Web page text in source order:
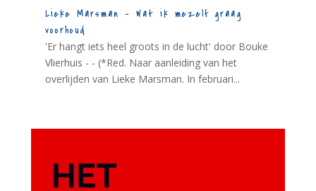
Lieke Marsman – Wat ik mezelf graag
voorhoud
'Er hangt iets heel groots in de lucht' door Bouke
Vlierhuis - - (*Red. Naar aanleiding van het
overlijden van Lieke Marsman. In februari...